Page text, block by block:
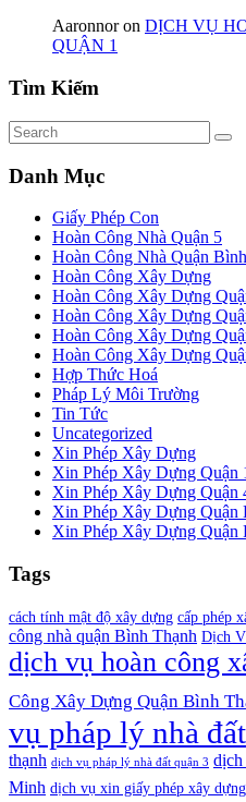
Aaronnoron DỊCH VỤ
QUẬN 1
Tìm Kiếm
Danh Mục
Giấy Phép Con
Hoàn Công Nhà Quận 5
Hoàn Công Nhà Quận
Hoàn Công Xây Dựng
Hoàn Công Xây Dựng
Hoàn Công Xây Dựng
Hoàn Công Xây Dựng
Hoàn Công Xây Dựng
Hợp Thức Hoá
Pháp Lý Môi Trường
Tin Tức
Uncategorized
Xin Phép Xây Dựng
Xin Phép Xây Dựng Quận
Xin Phép Xây Dựng Quận
Xin Phép Xây Dựng Quận
Xin Phép Xây Dựng Quận
Tags
cách tính mật độ xây dựng cấp phép
công nhà quận Bình Thạnh Dịch
dịch vụ hoàn công
Công Xây Dựng Quận Bình
vụ pháp lý nhà đất
thạnh dịch vụ pháp lý nhà đất quận 3 dịch
Minh dịch vụ xin giấy phép xây dựng